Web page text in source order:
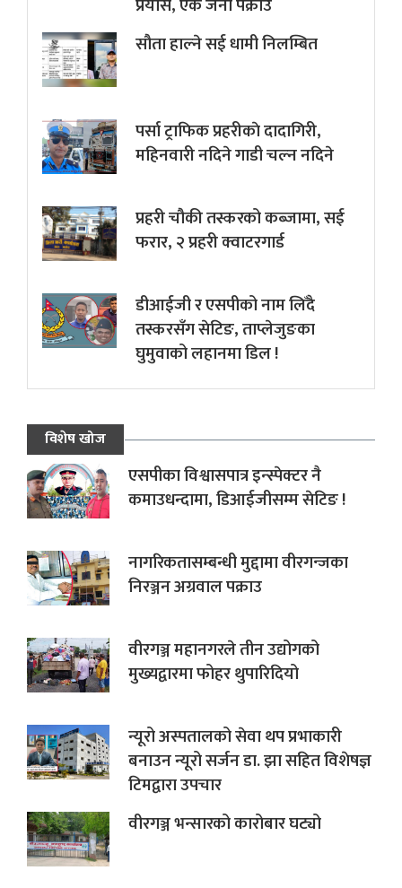
प्रयास, एक जना पक्राउ
सौता हाल्ने सई धामी निलम्बित
पर्सा ट्राफिक प्रहरीकाे दादागिरी,
महिनवारी नदिने गाडी चल्न नदिने
प्रहरी चौकी तस्करको कब्जामा, सई
फरार, २ प्रहरी क्वाटरगार्ड
डीआईजी र एसपीको नाम लिँदै
तस्करसँग सेटिङ, ताप्लेजुङका
घुमुवाको लहानमा डिल !
विशेष खोज
एसपीका विश्वासपात्र इन्स्पेक्टर नै
कमाउधन्दामा, डिआईजीसम्म सेटिङ !
नागरिकतासम्बन्धी मुद्दामा वीरगन्जका
निरञ्जन अग्रवाल पक्राउ
वीरगञ्ज महानगरले तीन उद्योगको
मुख्यद्वारमा फोहर थुपारिदियो
न्यूरो अस्पतालको सेवा थप प्रभाकारी
बनाउन न्यूरो सर्जन डा. झा सहित विशेषज्ञ
टिमद्वारा उपचार
वीरगञ्ज भन्सारको कारोबार घट्यो